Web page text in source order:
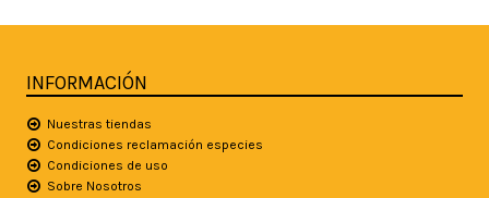
INFORMACIÓN
Nuestras tiendas
Condiciones reclamación especies
Condiciones de uso
Sobre Nosotros